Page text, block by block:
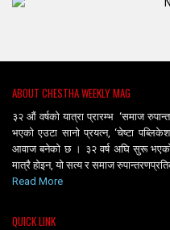
ABOUT CHESTHA WEEKLY MAG
३२ औं वर्षको यात्रा प्रारम्भ ‘समाज
भएको एउटा सानो प्रयत्न, ‘चेष्टा
आवाज बनेको छ । ३२ वर्ष अघि सुरू भएको
मात्रै होइन, यो सत्य र समाज
Read More
QUICK LINK